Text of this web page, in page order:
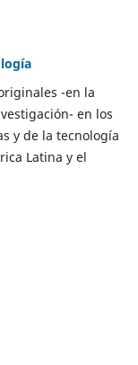
-en la
en los
y de la tecnología
Latina y el